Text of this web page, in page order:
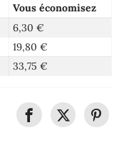
Vous économisez
6,30 €
19,80 €
33,75 €